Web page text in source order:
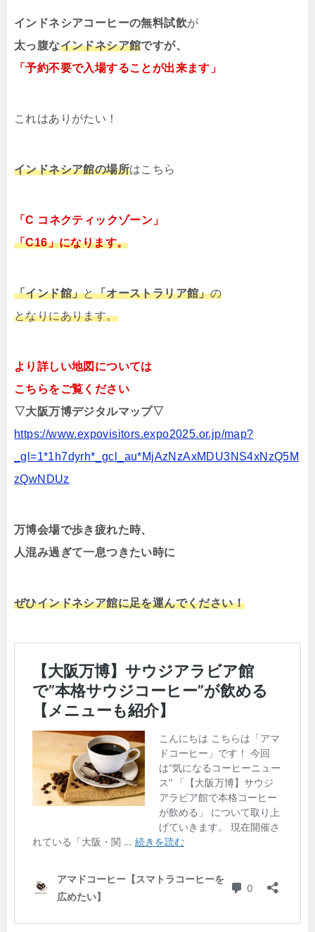
インドネシアコーヒーの無料試飲が
太っ腹なインドネシア館ですが、
「予約不要で入場することが出来ます」
これはありがたい！
インドネシア館の場所はこちら
「C コネクティックゾーン」
「C16」になります。
「インド館」と「オーストラリア館」の
となりにあります。
より詳しい地図については
こちらをご覧ください
▽大阪万博デジタルマップ▽
https://www.expovisitors.expo2025.or.jp/map?
_gl=1*1h7dyrh*_gcl_au*MjAzNzAxMDU3NS4xNzQ5M
zQwNDUz
万博会場で歩き疲れた時、
人混み過ぎて一息つきたい時に
ぜひインドネシア館に足を運んでください！